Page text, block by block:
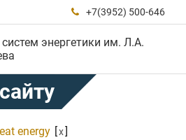
 +7(3952) 500-646
систем энергетики им. Л.А.
energy [x]